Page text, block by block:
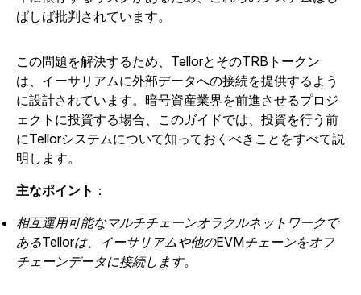
ばしば批判されています。
この問題を解決するため、TellorとそのTRBトークン
は、イーサリアムに外部データへの接続を提供するよう
に設計されています。 暗号資産業界を前進させるプロジ
ェクトに投資する場合、このガイドでは、投資を行う前
にTellorシステムについて知っておくべきことをすべて説
明します。
主なポイント ：
相互運用可能なマルチチェーンオラクルネットワークで
あるTellorは、イーサリアムや他のEVMチェーンをオフ
チェーンデータに接続します。